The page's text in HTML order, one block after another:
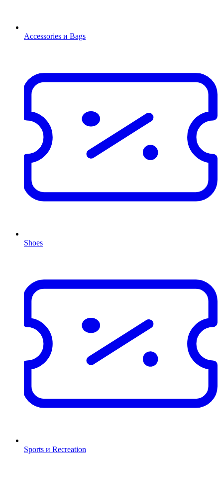
Accessories и Bags
Shoes
Sports и Recreation